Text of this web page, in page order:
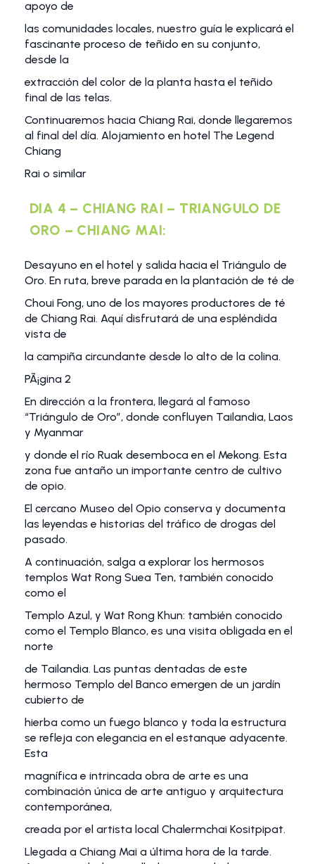
apoyo de
las comunidades locales, nuestro guía le explicará el
fascinante proceso de teñido en su conjunto,
desde la
extracción del color de la planta hasta el teñido
final de las telas.
Continuaremos hacia Chiang Rai, donde llegaremos
al final del día. Alojamiento en hotel The Legend
Chiang
Rai o similar
DIA 4 – CHIANG RAI – TRIANGULO DE
ORO – CHIANG MAI:
Desayuno en el hotel y salida hacia el Triángulo de
Oro. En ruta, breve parada en la plantación de té de
Choui Fong, uno de los mayores productores de té
de Chiang Rai. Aquí disfrutará de una espléndida
vista de
la campiña circundante desde lo alto de la colina.
PÃ¡gina 2
En dirección a la frontera, llegará al famoso
“Triángulo de Oro”, donde confluyen Tailandia, Laos
y Myanmar
y donde el río Ruak desemboca en el Mekong. Esta
zona fue antaño un importante centro de cultivo
de opio.
El cercano Museo del Opio conserva y documenta
las leyendas e historias del tráfico de drogas del
pasado.
A continuación, salga a explorar los hermosos
templos Wat Rong Suea Ten, también conocido
como el
Templo Azul, y Wat Rong Khun: también conocido
como el Templo Blanco, es una visita obligada en el
norte
de Tailandia. Las puntas dentadas de este
hermoso Templo del Banco emergen de un jardín
cubierto de
hierba como un fuego blanco y toda la estructura
se refleja con elegancia en el estanque adyacente.
Esta
magnífica e intrincada obra de arte es una
combinación única de arte antiguo y arquitectura
contemporánea,
creada por el artista local Chalermchai Kositpipat.
Llegada a Chiang Mai a última hora de la tarde.